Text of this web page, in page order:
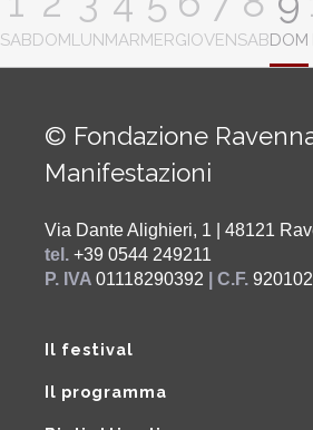
SABDOMLUNMARMERGIOVENSABDOM
© Fondazione
Manifestazioni
Via Dante Alighieri, 1 | 48121
tel. +39 0544 249211
P. IVA 01118290392 | C.F.
Il festival
Il programma